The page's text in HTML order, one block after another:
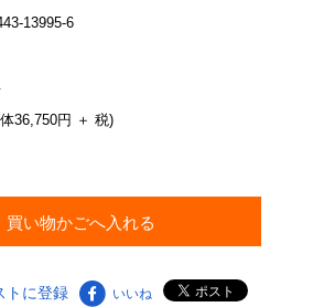
13995-6
36,750円 ＋ 税)
トに登録 いいね